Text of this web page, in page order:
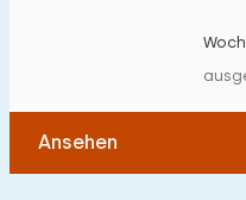
Ansehen